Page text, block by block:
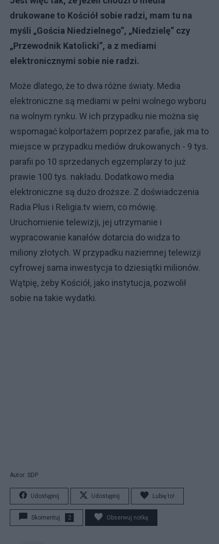
drukowane to Kościół sobie radzi, mam tu na
myśli „Gościa Niedzielnego”, „Niedzielę” czy
„Przewodnik Katolicki”, a z mediami
elektronicznymi sobie nie radzi.
Może dlatego, że to dwa różne światy. Media
elektroniczne są mediami w pełni wolnego wyboru
na wolnym rynku. W ich przypadku nie można się
wspomagać kolportażem poprzez parafie, jak ma to
miejsce w przypadku mediów drukowanych - 9 tys.
parafii po 10 sprzedanych egzemplarzy to już
prawie 100 tys. nakładu. Dodatkowo media
elektroniczne są dużo droższe. Z doświadczenia
Radia Plus i Religia.tv wiem, co mówię.
Uruchomienie telewizji, jej utrzymanie i
wypracowanie kanałów dotarcia do widza to
miliony złotych. W przypadku naziemnej telewizji
cyfrowej sama inwestycja to dziesiątki milionów.
Wątpię, żeby Kościół, jako instytucja, pozwolił
sobie na takie wydatki.
Autor: SDP
Udostępnij Udostępnij Lubię to!
Skomentuj 2 Obserwuj notkę